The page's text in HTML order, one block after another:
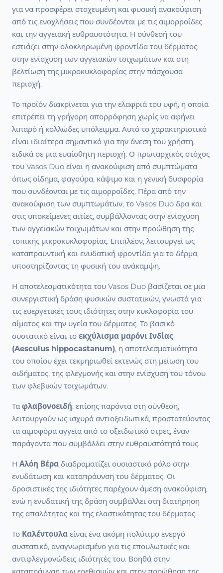
για να προσφέρει στοχευμένη και φυσική ανακούφιση
από τις ενοχλήσεις που συνδέονται με τις αιμορροΐδες
και την αγγειακή ευθραυστότητα. Η σύνθεσή του
εστιάζει στην ολοκληρωμένη φροντίδα του δέρματος,
στην ενίσχυση των αγγειακών τοιχωμάτων και στη
βελτίωση της μικροκυκλοφορίας στην πάσχουσα
περιοχή.
Το προϊόν διακρίνεται για την ελαφριά του υφή, η οποία
επιτρέπει τη γρήγορη απορρόφηση χωρίς να αφήνει
λιπαρό ή κολλώδες υπόλειμμα. Αυτό το χαρακτηριστικό
είναι ιδιαίτερα σημαντικό για την άνεση του χρήστη,
ειδικά σε μια ευαίσθητη περιοχή. Ο πρωταρχικός στόχος
του Vasos Duo είναι η ανακούφιση από συμπτώματα
όπως οίδημα, φαγούρα, κάψιμο και η γενική δυσφορία
που συνδέονται με τις αιμορροΐδες. Πέρα από την
ανακούφιση των συμπτωμάτων, το Vasos Duo δρα και
στις υποκείμενες αιτίες, συμβάλλοντας στην ενίσχυση
των αγγειακών τοιχωμάτων και στην προώθηση της
τοπικής μικροκυκλοφορίας. Επιπλέον, λειτουργεί ως
καταπραϋντική και ενυδατική φροντίδα για το δέρμα,
υποστηρίζοντας τη φυσική του ανάκαμψη.
Η αποτελεσματικότητα του Vasos Duo βασίζεται σε μια
συνεργιστική δράση φυσικών συστατικών, γνωστά για
τις ευεργετικές τους ιδιότητες στην κυκλοφορία του
αίματος και την υγεία του δέρματος. Το βασικό
συστατικό είναι το εκχύλισμα μαρόνι Ινδίας
(Aesculus hippocastanum), η αποτελεσματικότητα
του οποίου έχει τεκμηριωθεί εκτενώς στη μείωση του
οιδήματος, της φλεγμονής και στην ενίσχυση του τόνου
των φλεβικών τοιχωμάτων.
Τα φλαβονοειδή, επίσης παρόντα στη σύνθεση,
λειτουργούν ως ισχυρά αντιοξειδωτικά, προστατεύοντας
τα αιμοφόρα αγγεία από το οξειδωτικό στρες, έναν
παράγοντα που συμβάλλει στην ευθραυστότητά τους.
Η Αλόη Βέρα διαδραματίζει ουσιαστικό ρόλο στην
ενυδάτωση και καταπράυνση του δέρματος. Οι
δροσιστικές της ιδιότητες παρέχουν άμεση ανακούφιση,
ενώ η ενυδατική της δράση συμβάλλει στη διατήρηση
της απαλότητας και της ελαστικότητας του δέρματος.
Το Καλέντουλα είναι ένα ακόμη πολύτιμο ενεργό
συστατικό, αναγνωρισμένο για τις επουλωτικές και
αντιφλεγμονώδεις ιδιότητές του. Βοηθά στην